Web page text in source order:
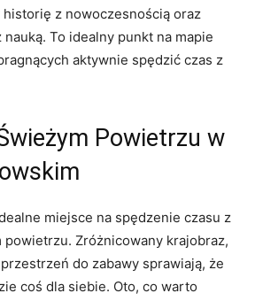
historię z nowoczesnością oraz
nauką. To idealny punkt ‌na mapie⁣
aktywnie spędzić‍ czas⁣ z
Powietrzu‍ w
miejsce na spędzenie czasu z
‌powietrzu.‌ Zróżnicowany krajobraz,
do zabawy sprawiają, że
⁤coś dla siebie.⁣ Oto, co ⁤warto